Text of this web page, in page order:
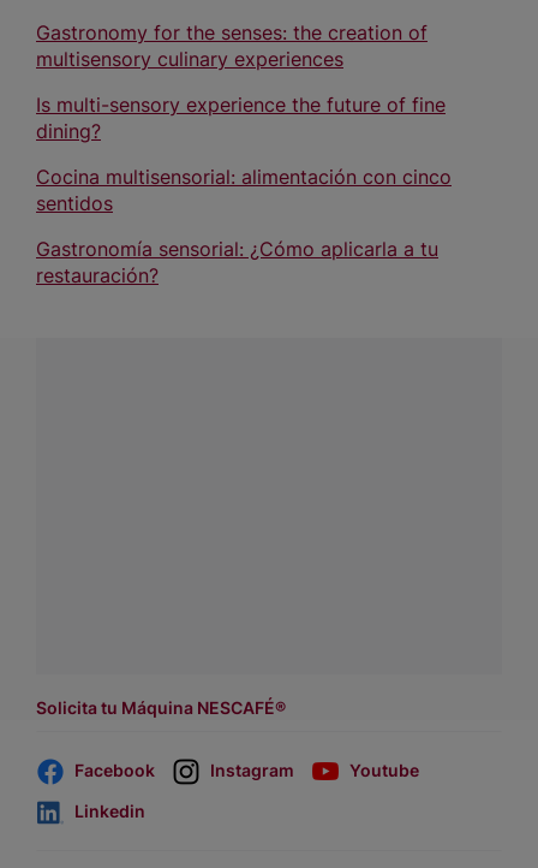
Gastronomy for the senses: the creation of
multisensory culinary experiences
Is multi-sensory experience the future of fine
dining?
Cocina multisensorial: alimentación con cinco
sentidos
Gastronomía sensorial: ¿Cómo aplicarla a tu
restauración?
Solicita tu Máquina NESCAFÉ®
Facebook Instagram
Youtube
Linkedin